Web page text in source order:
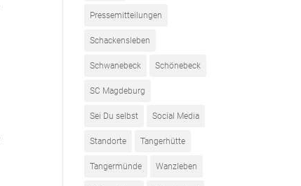
Pressemitteilungen
Schackensleben
Schwanebeck Schönebeck
SC Magdeburg
Sei Du selbst Social Media
Standorte Tangerhütte
Tangermünde Wanzleben